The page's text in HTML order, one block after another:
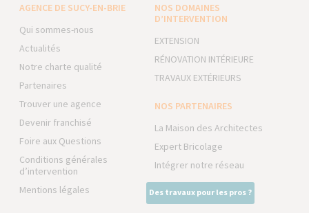
AGENCE DE SUCY-EN-BRIE
Qui sommes-nous
Actualités
Notre charte qualité
Partenaires
Trouver une agence
Devenir franchisé
Foire aux Questions
Conditions générales
d’intervention
Mentions légales
NOS DOMAINES
D’INTERVENTION
EXTENSION
RÉNOVATION INTÉRIEURE
TRAVAUX EXTÉRIEURS
NOS PARTENAIRES
La Maison des Architectes
Expert Bricolage
Intégrer notre réseau
Des travaux pour les pros ?